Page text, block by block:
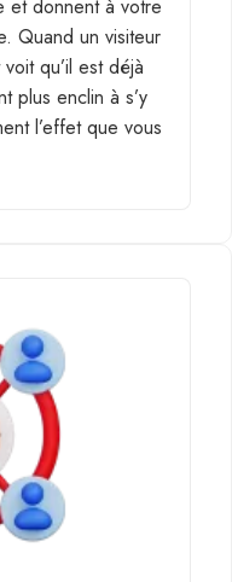
et donnent à votre
Quand un visiteur
qu’il est déjà
plus enclin à s’y
l’effet que vous